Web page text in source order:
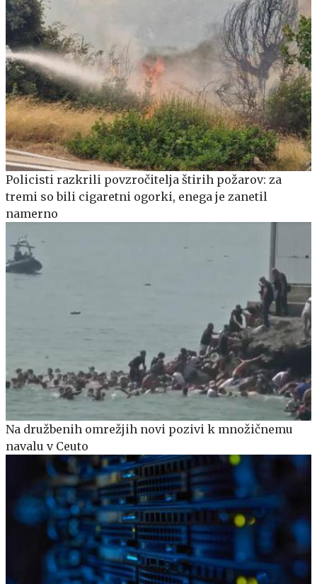
Policisti razkrili povzročitelja štirih požarov: za
tremi so bili cigaretni ogorki, enega je zanetil
namerno
Na družbenih omrežjih novi pozivi k množičnemu
navalu v Ceuto